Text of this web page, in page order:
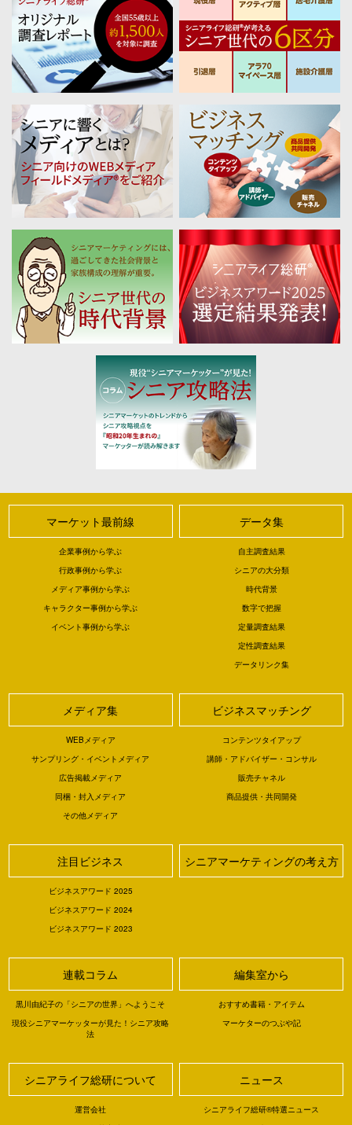
マーケット最前線
企業事例から学ぶ
行政事例から学ぶ
メディア事例から学ぶ
キャラクター事例から学ぶ
イベント事例から学ぶ
データ集
自主調査結果
シニアの大分類
時代背景
数字で把握
定量調査結果
定性調査結果
データリンク集
メディア集
WEBメディア
サンプリング・イベントメディア
広告掲載メディア
同梱・封入メディア
その他メディア
ビジネスマッチング
コンテンツタイアップ
講師・アドバイザー・コンサル
販売チャネル
商品提供・共同開発
注目ビジネス
ビジネスアワード 2025
ビジネスアワード 2024
ビジネスアワード 2023
シニアマーケティングの考え方
連載コラム
黒川由紀子の「シニアの世界」へようこそ
現役シニアマーケッターが見た！シニア攻略
法
編集室から
おすすめ書籍・アイテム
マーケターのつぶや記
シニアライフ総研について
運営会社
ニュース
シニアライフ総研®特選ニュース